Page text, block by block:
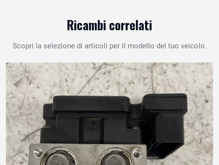
Ricambi correlati
Scopri la selezione di articoli per il modello del tuo veicolo.